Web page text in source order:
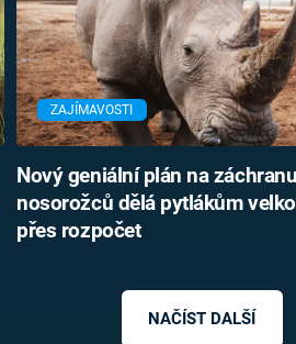
ZAJÍMAVOSTI
Nový geniální plán na záchranu
nosorožců dělá pytlákům
přes rozpočet
NAČÍST DALŠÍ